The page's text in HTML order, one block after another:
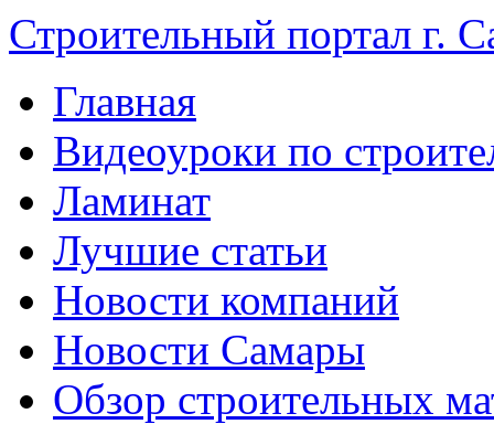
Строительный портал г.
Главная
Видеоуроки по
Ламинат
Лучшие статьи
Новости компаний
Новости Самары
Обзор строительных